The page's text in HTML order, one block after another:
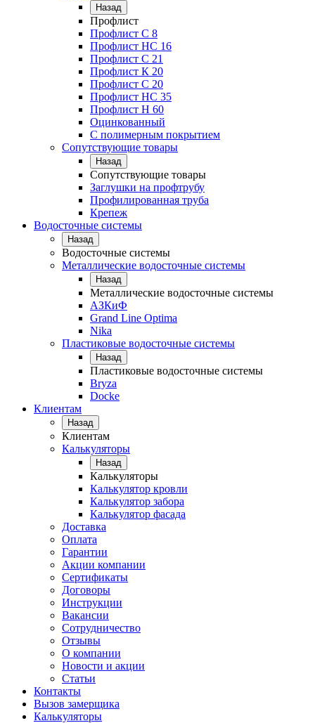
Назад
Профлист
Профлист С 8
Профлист НС 16
Профлист C 21
Профлист К 20
Профлист С 20
Профлист НС 35
Профлист Н 60
Оцинкованный
С полимерным покрытием
Сопутствующие товары
Назад
Сопутствующие товары
Заглушки на профтрубу
Профилированная труба
Крепеж
Водосточные системы
Назад
Водосточные системы
Металлические водосточные системы
Назад
Металлические водосточные системы
АЗКиФ
Grand Line Optima
Nika
Пластиковые водосточные системы
Назад
Пластиковые водосточные системы
Bryza
Docke
Клиентам
Назад
Клиентам
Калькуляторы
Назад
Калькуляторы
Калькулятор кровли
Калькулятор забора
Калькулятор фасада
Доставка
Оплата
Гарантии
Акции компании
Сертификаты
Договоры
Инструкции
Вакансии
Сотрудничество
Отзывы
О компании
Новости и акции
Статьи
Контакты
Вызов замерщика
Калькуляторы